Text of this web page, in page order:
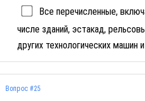
Все перечисленные,
числе зданий, эстакад,
других технологических машин
Вопрос #25